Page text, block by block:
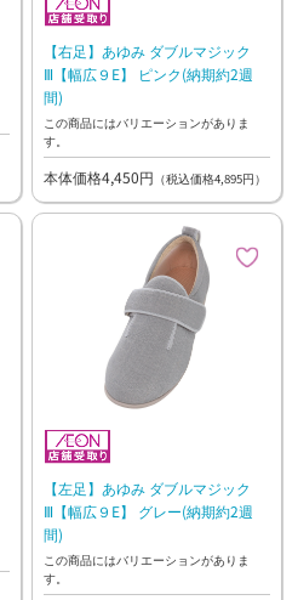
【右足】あゆみ ダブルマジック
Ⅲ【幅広９E】 ピンク(納期約2週
間)
この商品にはバリエーションがありま
す。
本体価格4,450円 （税込価格4,895円）
【左足】あゆみ ダブルマジック
Ⅲ【幅広９E】 グレー(納期約2週
間)
この商品にはバリエーションがありま
す。